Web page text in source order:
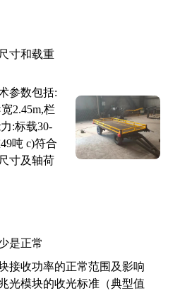
寸和载重
参数包括:
2.45m,栏
:标载30-
吨 c)符合
寸及轴荷
是正常
接收功率的正常范围及影响
光模块的收光标准（典型值